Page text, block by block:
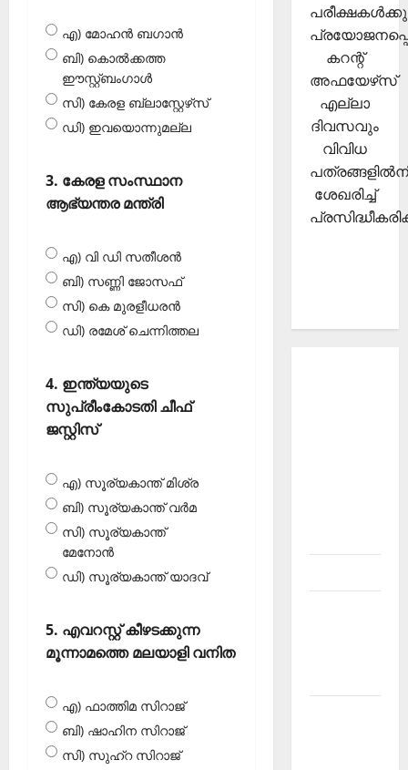
എ) മോഹന്‍ ബഗാന്‍
ബി) കൊല്‍ക്കത്ത
ഈസ്റ്റ്ബംഗാള്‍
സി) കേരള ബ്ലാസ്റ്റേഴ്‌സ്
ഡി) ഇവയൊന്നുമല്ല
3. കേരള സംസ്ഥാന
ആഭ്യന്തര മന്ത്രി
എ) വി ഡി സതീശന്‍
ബി) സണ്ണി ജോസഫ്
സി) കെ മുരളീധരന്‍
ഡി) രമേശ് ചെന്നിത്തല
4. ഇന്ത്യയുടെ
സുപ്രീംകോടതി ചീഫ്
ജസ്റ്റിസ്
എ) സൂര്യകാന്ത് മിശ്ര
ബി) സൂര്യകാന്ത് വര്‍മ
സി) സൂര്യകാന്ത്
മേനോന്‍
ഡി) സൂര്യകാന്ത് യാദവ്‌
5. എവറസ്റ്റ് കീഴടക്കുന്ന
മൂന്നാമത്തെ മലയാളി വനിത
എ) ഫാത്തിമ സിറാജ്
ബി) ഷാഹിന സിറാജ്
സി) സുഹ്‌റ സിറാജ്
കറന്റ്
അഫയേഴ്‌സ്
എല്ലാ
ദിവസവും
വിവിധ
ശേഖരിച്ച്